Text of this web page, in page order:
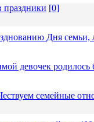
праздники [0]
Дня семьи,
девочек
семейные